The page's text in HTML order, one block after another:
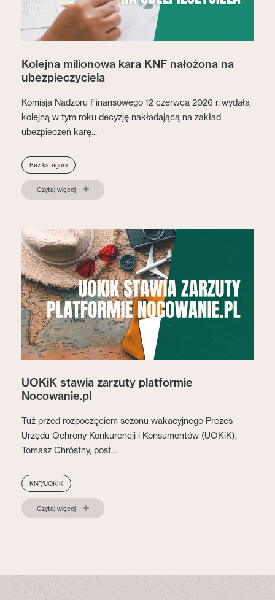
Kolejna milionowa kara KNF nałożona na
ubezpieczyciela
Komisja Nadzoru Finansowego 12 czerwca 2026 r. wydała
kolejną w tym roku decyzję nakładającą na zakład
ubezpieczeń karę...
Bez kategorii
Czytaj więcej
UOKiK stawia zarzuty platformie
Nocowanie.pl
Tuż przed rozpoczęciem sezonu wakacyjnego Prezes
Urzędu Ochrony Konkurencji i Konsumentów (UOKiK),
Tomasz Chróstny, post...
KNF/UOKIK
Czytaj więcej